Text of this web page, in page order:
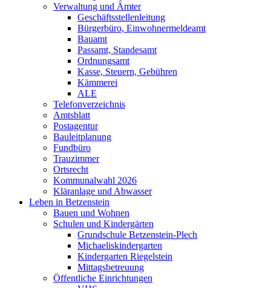
Verwaltung und Ämter
Geschäftsstellenleitung
Bürgerbüro, Einwohnermeldeamt
Bauamt
Passamt, Standesamt
Ordnungsamt
Kasse, Steuern, Gebühren
Kämmerei
ALE
Telefonverzeichnis
Amtsblatt
Postagentur
Bauleitplanung
Fundbüro
Trauzimmer
Ortsrecht
Kommunalwahl 2026
Kläranlage und Abwasser
Leben in Betzenstein
Bauen und Wohnen
Schulen und Kindergärten
Grundschule Betzenstein-Plech
Michaeliskindergarten
Kindergarten Riegelstein
Mittagsbetreuung
Öffentliche Einrichtungen